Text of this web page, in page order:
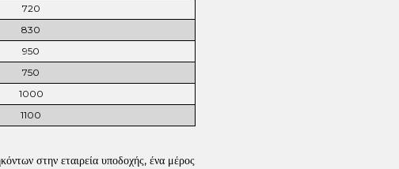
720
830
950
750
1000
1100
στην εταιρεία υποδοχής, ένα μέρος